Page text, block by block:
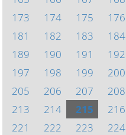
173
174 175 176
181
182 183 184
189
190 191 192
197
198 199 200
205
206 207 208
213
214 215 216
221
222 223 224